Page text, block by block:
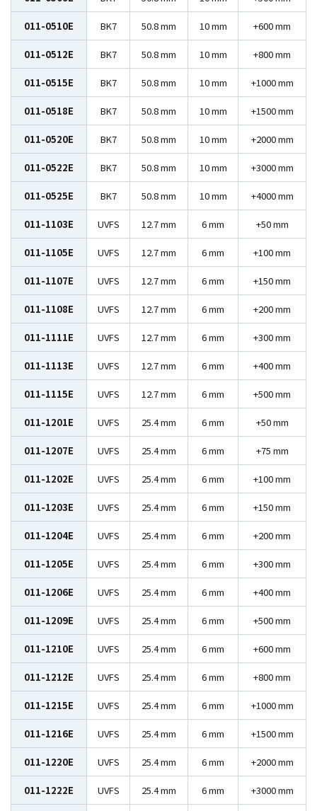
011-0510E BK7 50.8 mm 10 mm +600 mm
011-0512E BK7 50.8 mm 10 mm +800 mm
011-0515E BK7 50.8 mm 10 mm +1000 mm
011-0518E BK7 50.8 mm 10 mm +1500 mm
011-0520E BK7 50.8 mm 10 mm +2000 mm
011-0522E BK7 50.8 mm 10 mm +3000 mm
011-0525E BK7 50.8 mm 10 mm +4000 mm
011-1103E UVFS 12.7 mm 6 mm +50 mm
011-1105E UVFS 12.7 mm 6 mm +100 mm
011-1107E UVFS 12.7 mm 6 mm +150 mm
011-1108E UVFS 12.7 mm 6 mm +200 mm
011-1111E UVFS 12.7 mm 6 mm +300 mm
011-1113E UVFS 12.7 mm 6 mm +400 mm
011-1115E UVFS 12.7 mm 6 mm +500 mm
011-1201E UVFS 25.4 mm 6 mm +50 mm
011-1207E UVFS 25.4 mm 6 mm +75 mm
011-1202E UVFS 25.4 mm 6 mm +100 mm
011-1203E UVFS 25.4 mm 6 mm +150 mm
011-1204E UVFS 25.4 mm 6 mm +200 mm
011-1205E UVFS 25.4 mm 6 mm +300 mm
011-1206E UVFS 25.4 mm 6 mm +400 mm
011-1209E UVFS 25.4 mm 6 mm +500 mm
011-1210E UVFS 25.4 mm 6 mm +600 mm
011-1212E UVFS 25.4 mm 6 mm +800 mm
011-1215E UVFS 25.4 mm 6 mm +1000 mm
011-1216E UVFS 25.4 mm 6 mm +1500 mm
011-1220E UVFS 25.4 mm 6 mm +2000 mm
011-1222E UVFS 25.4 mm 6 mm +3000 mm